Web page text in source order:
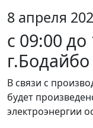
8 апреля
с 09:00
г.Бодайбо
В связи с
будет
электроэнергии